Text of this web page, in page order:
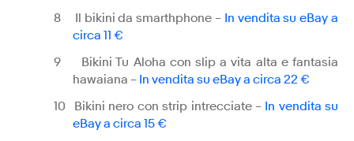
8
Il bikini da smarthphone – In vendita su eBay a
circa 11 €
9
Bikini Tu Aloha con slip a vita alta e fantasia
hawaiana – In vendita su eBay a circa 22 €
10
Bikini nero con strip intrecciate – In vendita su
eBay a circa 15 €